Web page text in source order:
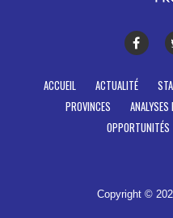
ACCUEIL ACTUALITÉ
PROVINCES
OPPORTUNITÉS
Copyright ©